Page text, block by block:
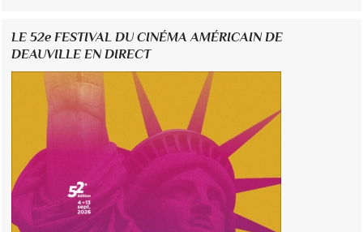
LE 52e FESTIVAL DU CINÉMA AMÉRICAIN DE
DEAUVILLE EN DIRECT